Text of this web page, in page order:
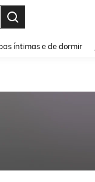
íntimas e de dormir